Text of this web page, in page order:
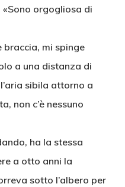
orgogliosa di
mi spinge
a una distanza di
sibila attorno a
non c’è nessuno
ha la stessa
a otto anni la
sotto l’albero per